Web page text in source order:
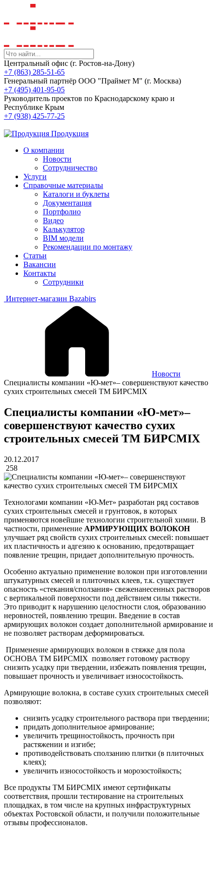
Центральный офис (г. Ростов-на-Дону)
+7 (863) 285-51-65
Генеральный партнёр ООО "Праймет М" (г. Москва)
+7 (495) 401-95-05
Руководитель проектов по Краснодарскому краю и
Республике Крым
+7 (938) 425-77-25
Продукция
О компании
Новости
Сотрудничество
Услуги
Справочные материалы
Каталоги и буклеты
Документация
Портфолио
Видео
Калькулятор
BIM модели
Рекомендации по монтажу
Статьи
Вакансии
Контакты
Сотрудники
Интернет-магазин Bazabirs
Новости
Специалисты компании «Ю-мет»– совершенствуют качество
сухих строительных смесей ТМ БИРСMIX
Специалисты компании «Ю-мет»–
совершенствуют качество сухих
строительных смесей ТМ БИРСMIX
20.12.2017
258
Технологами компании «Ю-Мет» разработан ряд составов
сухих строительных смесей и грунтовок, в которых
применяются новейшие технологии строительной химии. В
частности, применение АРМИРУЮЩИХ ВОЛОКОН
улучшает ряд свойств сухих строительных смесей: повышает
их пластичность и адгезию к основанию, предотвращает
появление трещин, придает дополнительную прочность.
Особенно актуально применение волокон при изготовлении
штукатурных смесей и плиточных клеев, т.к. существует
опасность «стекания/сползания» свеженанесенных растворов
с вертикальной поверхности под действием силы тяжести.
Это приводит к нарушению целостности слоя, образованию
неровностей, появлению трещин. Введение в состав
армирующих волокон создает дополнительной армирование и
не позволяет растворам деформироваться.
Применение армирующих волокон в стяжке для пола
ОСНОВА ТМ БИРСMIX позволяет готовому раствору
снизить усадку при твердении, избежать появления трещин,
повышает прочность и увеличивает износостойкость.
Армирующие волокна, в составе сухих строительных смесей
позволяют:
снизить усадку строительного раствора при твердении;
придать дополнительное армирование;
увеличить трещиностойкость, прочность при
растяжении и изгибе;
противодействовать сползанию плитки (в плиточных
клеях);
увеличить износостойкость и морозостойкость;
Все продукты ТМ БИРСMIX имеют сертификаты
соответствия, прошли тестирование на строительных
площадках, в том числе на крупных инфраструктурных
объектах Ростовской области, и получили положительные
отзывы профессионалов.